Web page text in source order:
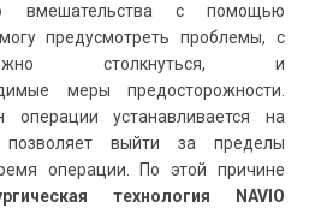
вмешательства с помощью
предусмотреть проблемы, с
столкнуться, и
меры предосторожности.
операции устанавливается на
выйти за пределы
операции. По этой причине
технология NAVIO